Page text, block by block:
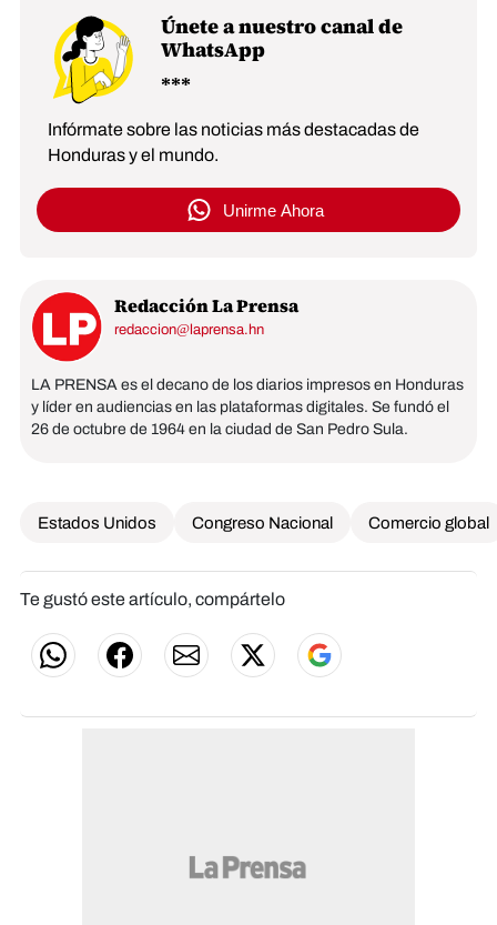
Únete a nuestro canal de
WhatsApp
Infórmate sobre las noticias más destacadas de
Honduras y el mundo.
Unirme Ahora
Redacción La Prensa
redaccion@laprensa.hn
LA PRENSA es el decano de los diarios impresos en Honduras
y líder en audiencias en las plataformas digitales. Se fundó el
26 de octubre de 1964 en la ciudad de San Pedro Sula.
Estados Unidos Congreso Nacional Comercio global
Te gustó este artículo, compártelo